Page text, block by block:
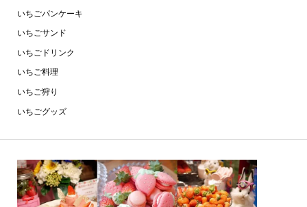
いちごパンケーキ
いちごサンド
いちごドリンク
いちご料理
いちご狩り
いちごグッズ